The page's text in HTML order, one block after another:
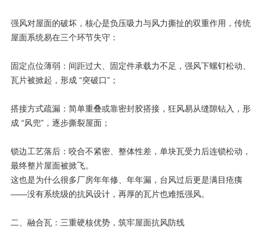
强风对屋面的破坏，核心是负压吸力与风力撕扯的双重作用，传统
屋面系统易在三个环节失守：
固定点位薄弱：间距过大、固定件承载力不足，强风下螺钉松动、
瓦片被掀起，形成 “突破口”；
搭接方式疏漏：简单重叠或靠密封胶搭接，狂风易从缝隙钻入，形
成 “风兜”，逐步撕裂屋面；
锁边工艺落后：咬合不紧密、整体性差，单块瓦受力后连锁松动，
最终整片屋面被掀飞。
这也是为什么很多厂房年年修、年年漏，台风过后更是满目疮痍
——没有系统级的抗风设计，再厚的瓦片也难抵强风。
二、 融合瓦：三重硬核优势，筑牢屋面抗风防线